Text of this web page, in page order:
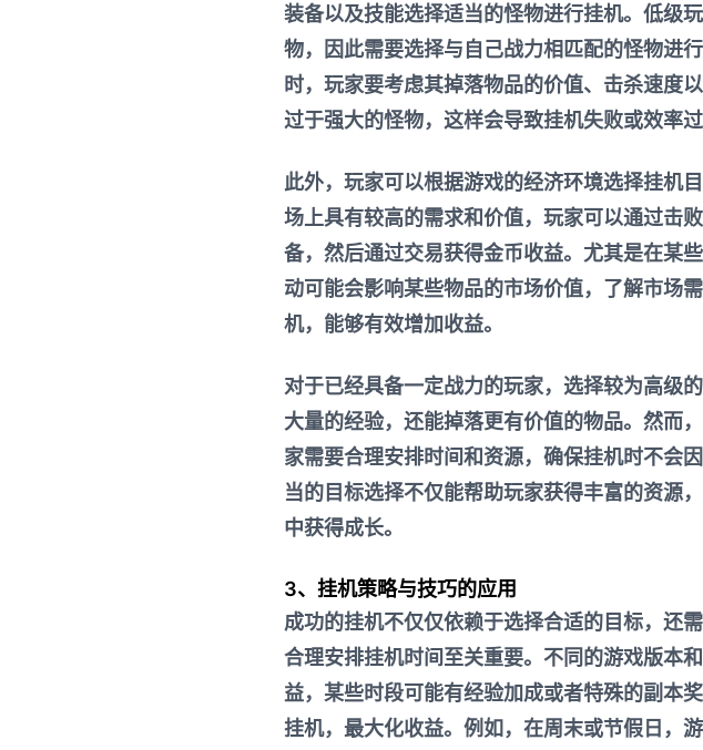
装备以及技能选择适当的怪物进行挂机。低级
物，因此需要选择与自己战力相匹配的怪物进
时，玩家要考虑其掉落物品的价值、击杀速度
过于强大的怪物，这样会导致挂机失败或效率过
此外，玩家可以根据游戏的经济环境选择挂机
场上具有较高的需求和价值，玩家可以通过击
备，然后通过交易获得金币收益。尤其是在某
动可能会影响某些物品的市场价值，了解市场
机，能够有效增加收益。
对于已经具备一定战力的玩家，选择较为高级
大量的经验，还能掉落更有价值的物品。然而
家需要合理安排时间和资源，确保挂机时不会
当的目标选择不仅能帮助玩家获得丰富的资源
中获得成长。
3、挂机策略与技巧的应用
成功的挂机不仅仅依赖于选择合适的目标，还
合理安排挂机时间至关重要。不同的游戏版本
益，某些时段可能有经验加成或者特殊的副本
挂机，最大化收益。例如，在周末或节假日，